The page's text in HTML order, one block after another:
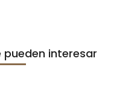
interesar